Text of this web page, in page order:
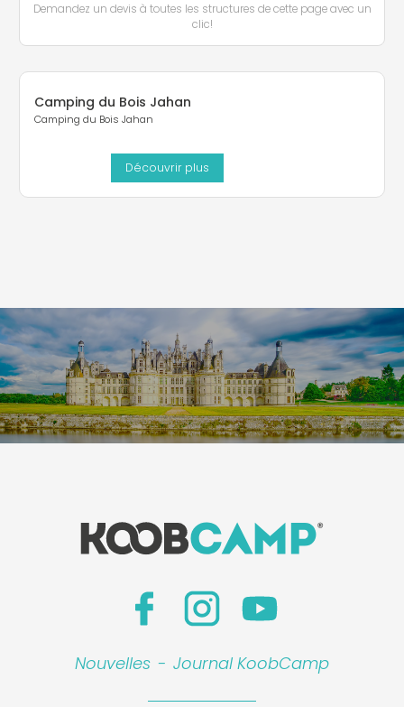
Demandez un devis à toutes les structures de cette page avec un
clic!
Camping du Bois Jahan
Camping du Bois Jahan
Découvrir plus
Nouvelles - Journal KoobCamp